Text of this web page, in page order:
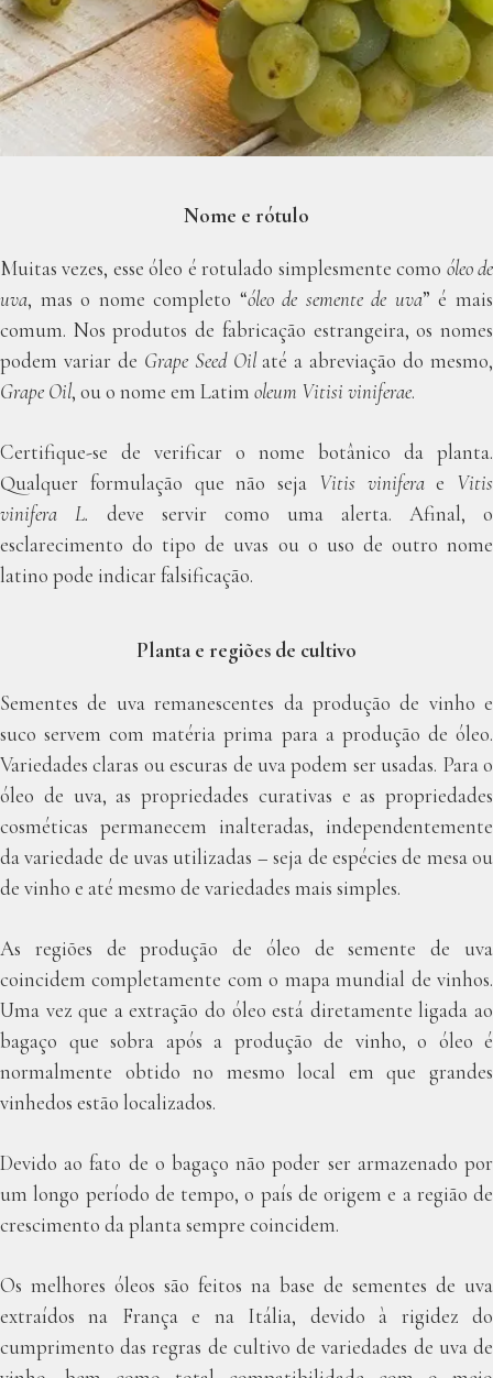
Nome e rótulo
Muitas vezes, esse óleo é rotulado simplesmente como óleo de
uva, mas o nome completo “óleo de semente de uva” é mais
comum. Nos produtos de fabricação estrangeira, os nomes
podem variar de Grape Seed Oilaté a abreviação do mesmo,
Grape Oil, ou o nome em Latim oleum Vitisi viniferae.
Certifique-se de verificar o nome botânico da planta.
Qualquer formulação que não seja Vitis viniferae Vitis
vinifera L. deve servir como uma alerta. Afinal, o
esclarecimento do tipo de uvas ou o uso de outro nome
latino pode indicar falsificação.
Planta e regiões de cultivo
Sementes de uva remanescentes da produção de vinho e
suco servem com matéria prima para a produção de óleo.
Variedades claras ou escuras de uva podem ser usadas. Para o
óleo de uva, as propriedades curativas e as propriedades
cosméticas permanecem inalteradas, independentemente
da variedade de uvas utilizadas – seja de espécies de mesa ou
de vinho e até mesmo de variedades mais simples.
As regiões de produção de óleo de semente de uva
coincidem completamente com o mapa mundial de vinhos.
Uma vez que a extração do óleo está diretamente ligada ao
bagaço que sobra após a produção de vinho, o óleo é
normalmente obtido no mesmo local em que grandes
vinhedos estão localizados.
Devido ao fato de o bagaço não poder ser armazenado por
um longo período de tempo, o país de origem e a região de
crescimento da planta sempre coincidem.
Os melhores óleos são feitos na base de sementes de uva
extraídos na França e na Itália, devido à rigidez do
cumprimento das regras de cultivo de variedades de uva de